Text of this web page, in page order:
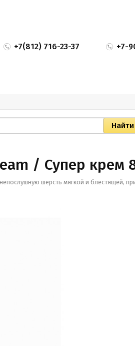
+7(812) 716-23-37 +7-
/ Супер крем
шерсть мягкой и блестящей,